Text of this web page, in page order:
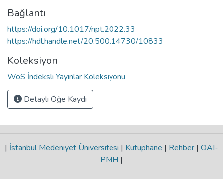
Bağlantı
https://doi.org/10.1017/npt.2022.33
https://hdl.handle.net/20.500.14730/10833
Koleksiyon
WoS İndeksli Yayınlar Koleksiyonu
Detaylı Öğe Kaydı
| İstanbul Medeniyet Üniversitesi | Kütüphane | Rehber | OAI-
PMH |